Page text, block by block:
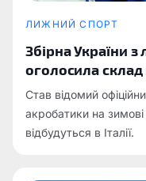
ЛИЖНИЙ СПОРТ
Збірна України
оголосила
Став відомий
акробатики на зимові
відбудуться в Італії.